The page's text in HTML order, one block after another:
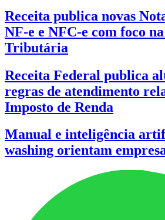
Receita publica novas
NF-e e NFC-e com foco
Tributária
Receita Federal publica
regras de atendimento
Imposto de Renda
Manual e inteligência
washing orientam